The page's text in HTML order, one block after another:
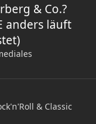
& Co.?
anders läuft
& Classic